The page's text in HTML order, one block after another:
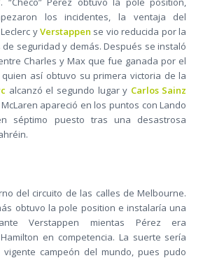
los incidentes, la ventaja del
yVerstappen se vio reducida por la
seguridad y demás. Después se instaló
Charles y Max que fue ganada por el
quien así obtuvo su primera victoria de la
alcanzó el segundo lugar y Carlos Sainz
apareció en los puntos con Lando
séptimo puesto tras una desastrosa
del circuito de las calles de Melbourne.
obtuvo la pole position e instalaría una
Verstappen mientas Pérez era
en competencia. La suerte sería
campeón del mundo, pues pudo